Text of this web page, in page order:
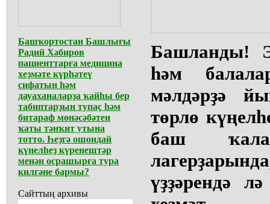
Башҡортостан Башлығы
Радий Хәбиров
пациенттарға медицина
хеҙмәте күрһәтеү
сифатын һәм
дауаханаларҙа ҡайһы бер
табиптарҙың тупаҫ һәм
битараф мөнәсәбәтен
ҡаты тәнҡит утына
тотто. Һеҙгә ошондай
күңелһеҙ күренештәр
менән осрашырға тура
килгәне бармы?
Сайттың архивы
Башланды!
һәм
мәлдәрҙә
төрлө
баш
үҙҙәрендә